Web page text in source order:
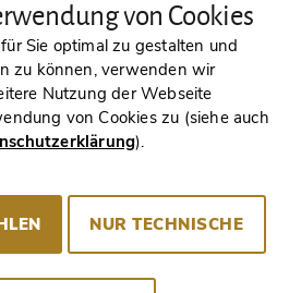
SENDEN
Datenschutz Cookie-Consent
von Cookies
Sie optimal zu gestalten und
zu können, verwenden wir
Nutzung der Webseite
von Cookies zu (siehe auch
).
NUR TECHNISCHE